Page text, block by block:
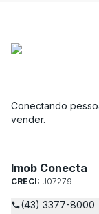
Conectando
vender.
Imob Conecta
CRECI: J07279
(43) 3377-8000